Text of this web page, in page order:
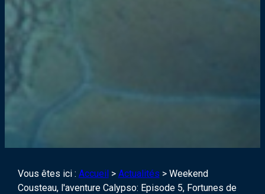
Vous êtes ici : Accueil> Actualités > Weekend
Cousteau, l'aventure Calypso: Episode 5, Fortunes de